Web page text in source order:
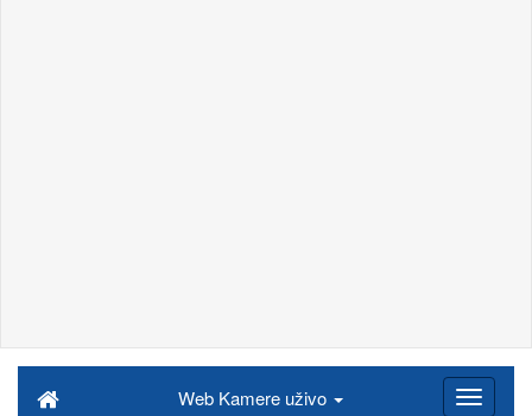
Web Kamere uživo